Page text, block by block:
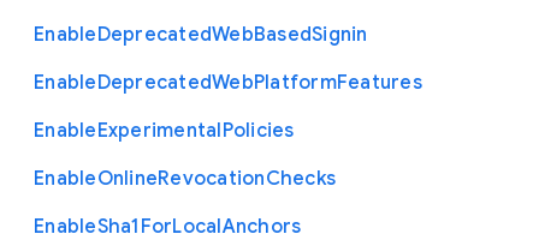
EnableDeprecatedWebBasedSignin
EnableDeprecatedWebPlatformFeatures
EnableExperimentalPolicies
EnableOnlineRevocationChecks
EnableSha1 ForLocalAnchors